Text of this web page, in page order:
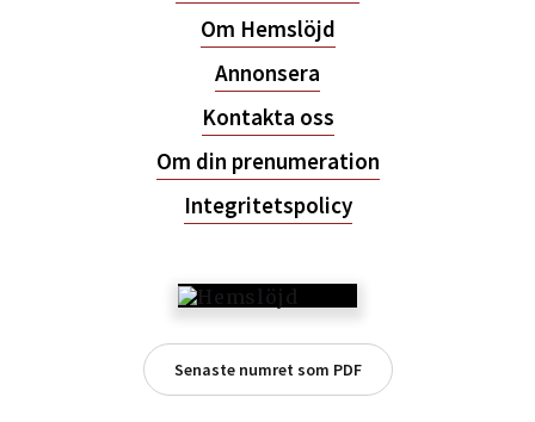
Om Hemslöjd
Annonsera
Kontakta oss
Om din prenumeration
Integritetspolicy
Senaste numret som PDF